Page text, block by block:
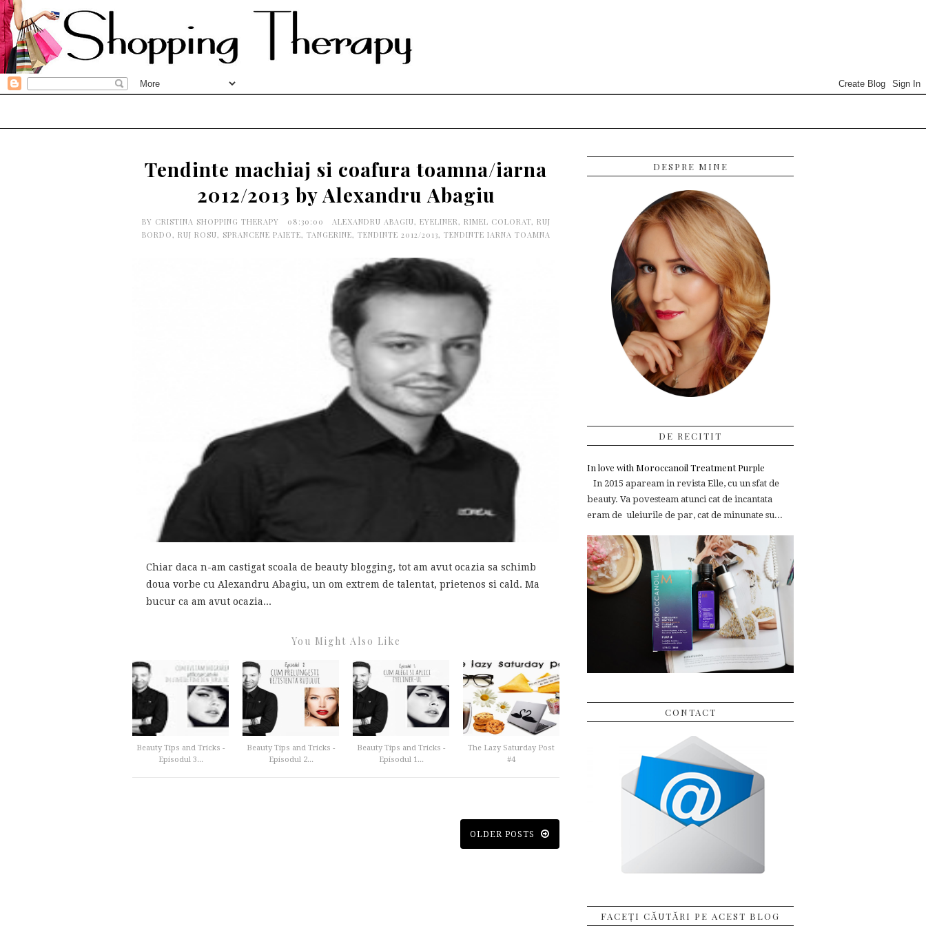
Tendinte machiaj si coafura toamna/iarna
2012/2013 by Alexandru Abagiu
BY CRISTINA SHOPPING THERAPY 08:30:00 ALEXANDRU ABAGIU, EYELINER, RIMEL COLORAT, RUJ
BORDO, RUJ ROSU, SPRANCENE PAIETE, TANGERINE, TENDINTE 2012/2013, TENDINTE IARNA TOAMNA
Chiar daca n-am castigat scoala de beauty blogging, tot am avut ocazia sa schimb
doua vorbe cu Alexandru Abagiu, un om extrem de talentat, prietenos si cald. Ma
bucur ca am avut ocazia...
You Might Also Like
Beauty Tips and Tricks -
Episodul 3...
Beauty Tips and Tricks -
Episodul 2...
Beauty Tips and Tricks -
Episodul 1...
The Lazy Saturday Post
#4
OLDER POSTS
DESPRE MINE
DE RECITIT
In love with Moroccanoil Treatment Purple
In 2015 apaream in revista Elle, cu un sfat de
beauty. Va povesteam atunci cat de incantata
eram de uleiurile de par, cat de minunate su...
CONTACT
FACEȚI CĂUTĂRI PE ACEST BLOG